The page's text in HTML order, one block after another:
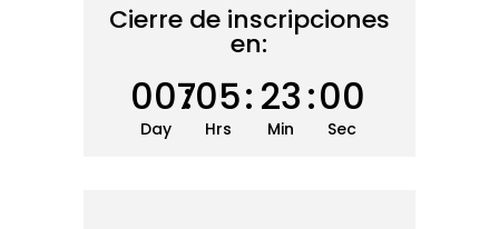
Cierre de inscripciones
en:
007
Day
:05
Hrs
: 22
Min
:58
Sec